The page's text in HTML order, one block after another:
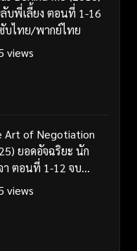
บพี่เลี้ยง ตอนที่ 1-16
บไทย/พากย์ไทย
views
Art of Negotiation
ยอดอัจฉริยะ นัก
า ตอนที่ 1-12 จบ
ไทย/ซับไทย
views